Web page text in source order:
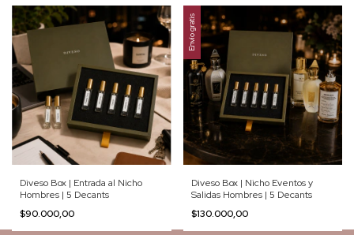
Diveso Box | Entrada al Nicho
Hombres | 5 Decants
$90.000,00
Envío gratis
Diveso Box | Nicho Eventos y
Salidas Hombres | 5 Decants
$130.000,00